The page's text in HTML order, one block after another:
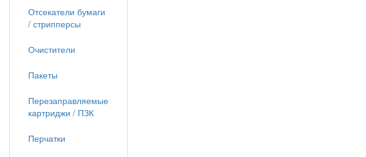
Отсекатели бумаги
/ стрипперсы
Очистители
Пакеты
Перезаправляемые
картриджи / ПЗК
Перчатки